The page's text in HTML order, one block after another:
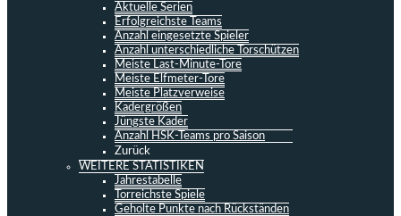
Aktuelle Serien
Erfolgreichste Teams
Anzahl eingesetzte Spieler
Anzahl unterschiedliche Torschützen
Meiste Last-Minute-Tore
Meiste Elfmeter-Tore
Meiste Platzverweise
Kadergrößen
Jüngste Kader
Anzahl HSK-Teams pro Saison
Zurück
WEITERE STATISTIKEN
Jahrestabelle
Torreichste Spiele
Geholte Punkte nach Rückständen